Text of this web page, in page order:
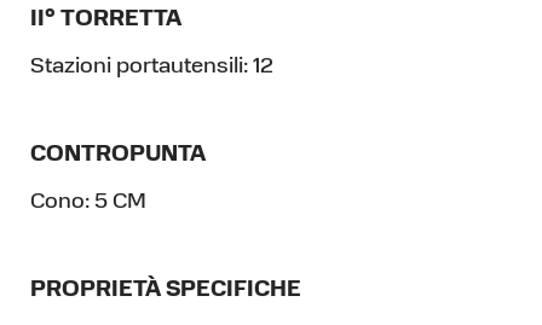
II° TORRETTA
Stazioni portautensili: 12
CONTROPUNTA
Cono: 5 CM
PROPRIETÀ SPECIFICHE